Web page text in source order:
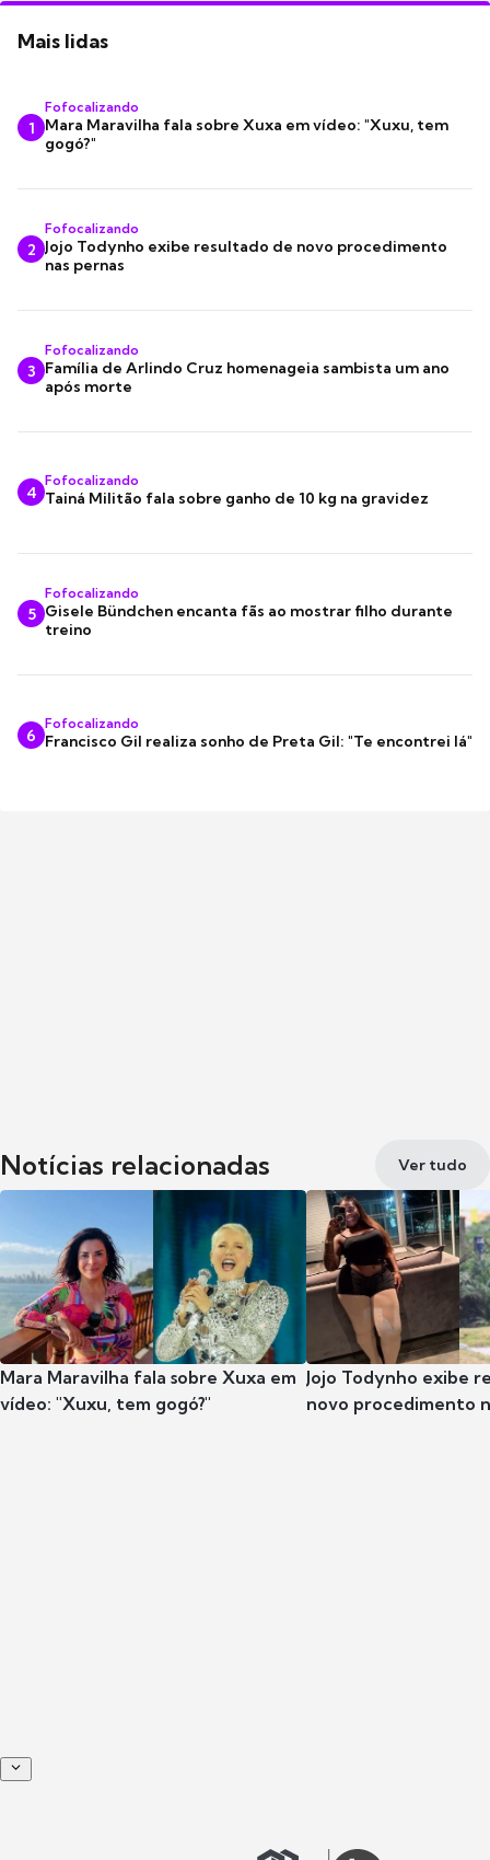
Mais lidas
1
Fofocalizando
Mara Maravilha fala sobre Xuxa em vídeo: "Xuxu, tem
gogó?"
2
Fofocalizando
Jojo Todynho exibe resultado de novo procedimento
nas pernas
3
Fofocalizando
Família de Arlindo Cruz homenageia sambista um ano
após morte
4
Fofocalizando
Tainá Militão fala sobre ganho de 10 kg na gravidez
5
Fofocalizando
Gisele Bündchen encanta fãs ao mostrar filho durante
treino
6
Fofocalizando
Francisco Gil realiza sonho de Preta Gil: "Te encontrei lá"
Notícias relacionadas Ver tudo
Mara Maravilha fala sobre Xuxa em
vídeo: "Xuxu, tem gogó?"
Jojo Todynho exibe
novo procedimento